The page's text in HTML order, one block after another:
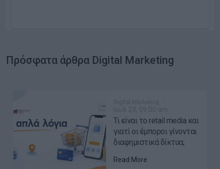
Πρόσφατα άρθρα Digital Marketing
Τι είναι το retail media και
γιατί οι έμποροι γίνονται
διαφημιστικά δίκτυα;
Read More